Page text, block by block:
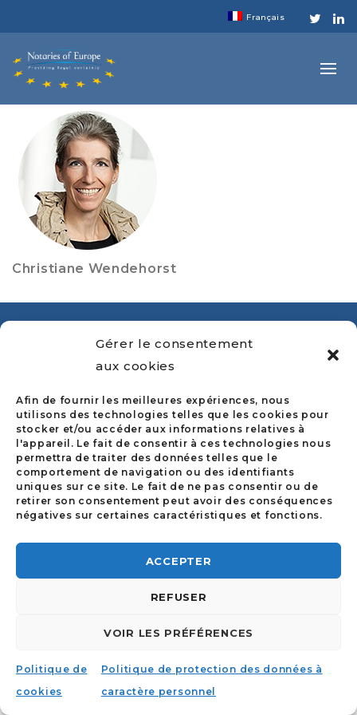
Gérer le consentement
aux cookies
Afin de fournir les meilleures expériences, nous
utilisons des technologies telles que les cookies pour
stocker et/ou accéder aux informations relatives à
l'appareil. Le fait de consentir à ces technologies nous
permettra de traiter des données telles que le
comportement de navigation ou des identifiants
uniques sur ce site. Le fait de ne pas consentir ou de
retirer son consentement peut avoir des conséquences
négatives sur certaines caractéristiques et fonctions.
ACCEPTER
REFUSER
VOIR LES PRÉFÉRENCES
Politique de
cookies
Politique de protection des données à
caractère personnel
Français
Christiane Wendehorst
Conseil des Notariats de l’Union
info@cnue.be
©2023 | FAIT PARI-LOGICS
D’UTILISATION DES COOKIES|POLITIQUE DE
PERSONNEL